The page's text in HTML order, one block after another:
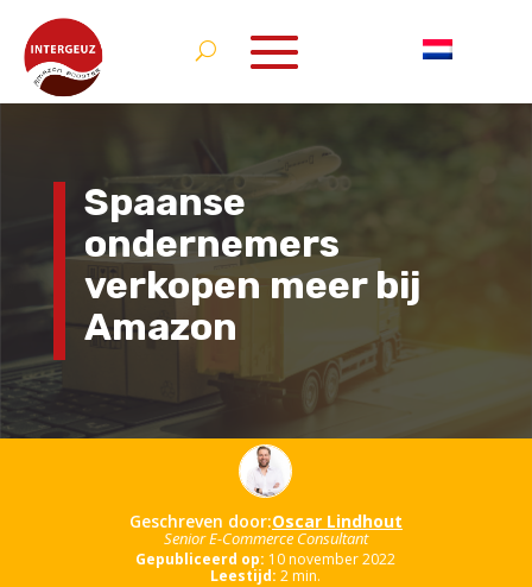
Spaanse
ondernemers
verkopen meer bij
Amazon
Geschreven door:Oscar Lindhout
Senior E-Commerce Consultant
Gepubliceerd op: 10 november 2022
Leestijd: 2min.